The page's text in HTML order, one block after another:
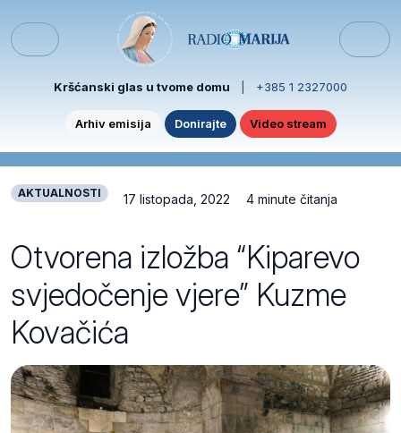
Menu
Kršćanski glas u tvome domu +385 1 2327000
Arhiv emisija Donirajte Video stream
AKTUALNOSTI 17 listopada, 2022 4 minute čitanja
Otvorena izložba “Kiparevo
svjedočenje vjere” Kuzme
Kovačića